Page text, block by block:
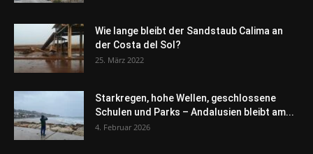
Wie lange bleibt der Sandstaub Calima an
der Costa del Sol?
25. März 2022
Starkregen, hohe Wellen, geschlossene
Schulen und Parks – Andalusien bleibt am...
4. Februar 2026